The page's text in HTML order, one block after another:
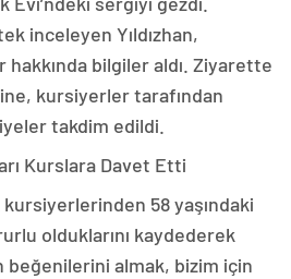
inceleyen Yıldızhan,
bilgiler aldı. Ziyarette
kursiyerler tarafından
takdim edildi.
Kurslara Davet Etti
58 yaşındaki
olduklarını kaydederek
beğenilerini almak, bizim için